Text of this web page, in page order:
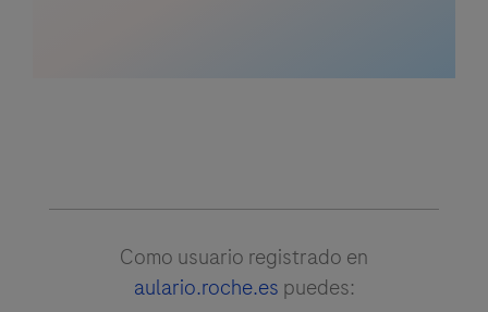
Como usuario registrado en
aulario.roche.es puedes: